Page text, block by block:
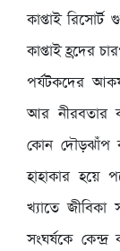
কাপ্তাই
কাপ্তাই হ্রদের
পর্যটকদের
আর নীরবতার
কোন দৌড়ঝাঁপ
হাহাকার হয়ে
খ্যাতে জীবিকা
সংঘর্ষকে